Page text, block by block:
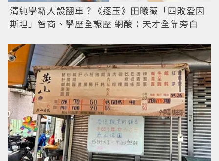
清純學霸人設翻車？《逐玉》田曦薇「四敗愛因
斯坦」智商、學歷全輾壓 網酸：天才全靠旁白